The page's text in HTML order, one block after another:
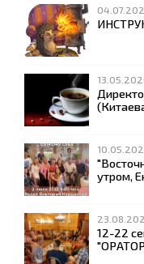
утром,
12-22